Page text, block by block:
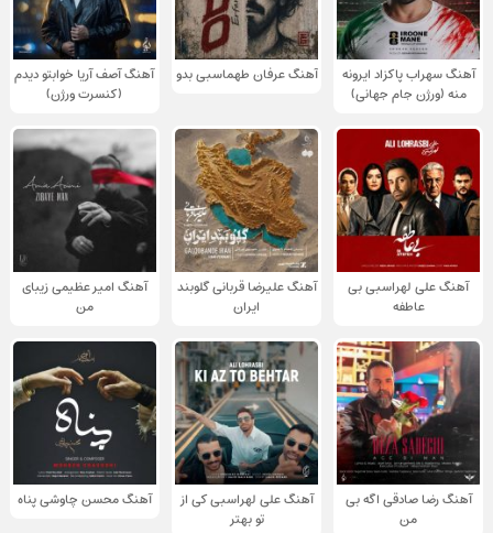
آهنگ سهراب پاکزاد ایرونه
منه (ورژن جام جهانی)
آهنگ عرفان طهماسبی بدو
آهنگ آصف آریا خوابتو دیدم
(کنسرت ورژن)
آهنگ علی لهراسبی بی
عاطفه
آهنگ علیرضا قربانی گلوبند
ایران
آهنگ امیر عظیمی زیبای
من
آهنگ رضا صادقی اگه بی
من
آهنگ علی لهراسبی کی از
تو ‌بهتر
آهنگ محسن چاوشی پناه